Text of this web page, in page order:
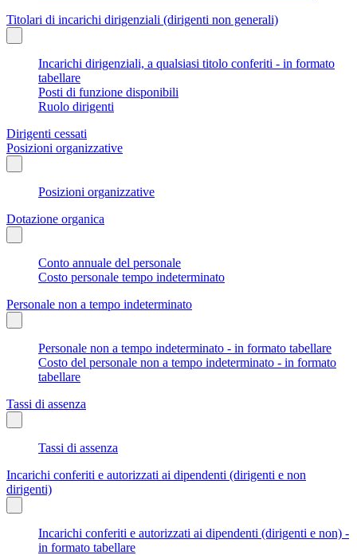
Titolari di incarichi dirigenziali (dirigenti non generali)
Incarichi dirigenziali, a qualsiasi titolo conferiti - in formato
tabellare
Posti di funzione disponibili
Ruolo dirigenti
Dirigenti cessati
Posizioni organizzative
Posizioni organizzative
Dotazione organica
Conto annuale del personale
Costo personale tempo indeterminato
Personale non a tempo indeterminato
Personale non a tempo indeterminato - in formato tabellare
Costo del personale non a tempo indeterminato - in formato
tabellare
Tassi di assenza
Tassi di assenza
Incarichi conferiti e autorizzati ai dipendenti (dirigenti e non
dirigenti)
Incarichi conferiti e autorizzati ai dipendenti (dirigenti e non) -
in formato tabellare